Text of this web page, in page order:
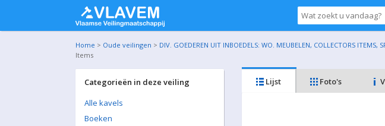
Home > Oude veilingen > DIV. GOEDEREN UIT INBOEDELS: WO. MEUBELEN, COLLECTORS ITEMS,
Items
Categorieën in deze veiling
Alle kavels
Boeken
Lijst Foto's